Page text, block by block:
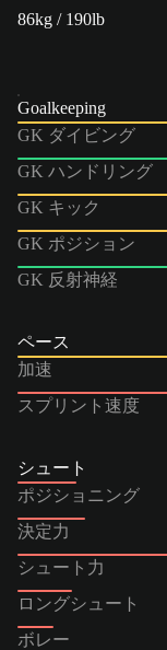
86kg / 190lb
Goalkeeping
GK ダイビング
GK ハンドリング
GK キック
GK ポジション
GK 反射神経
ペース
加速
スプリント速度
シュート
ポジショニング
決定力
シュート力
ロングシュート
ボレー